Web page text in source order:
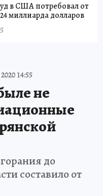
в США потребовал от
миллиарда долларов
14:55
не
до
составило от